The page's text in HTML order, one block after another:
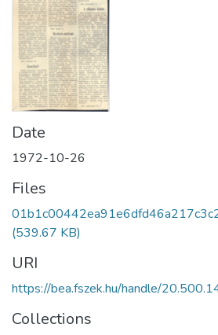
Date
1972-10-26
Files
(539.67 KB)
URI
https://bea.fszek.hu/handle/
Collections